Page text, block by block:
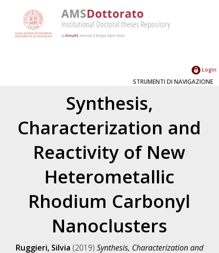
Login
STRUMENTI DI NAVIGAZIONE
Synthesis,
Characterization and
Reactivity of New
Heterometallic
Rhodium Carbonyl
Nanoclusters
Ruggieri, Silvia (2019) Synthesis, Characterization and